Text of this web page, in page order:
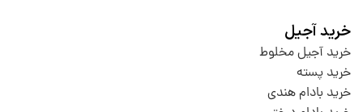
خرید آجیل
خرید آجیل مخلوط
خرید پسته
خرید بادام هندی